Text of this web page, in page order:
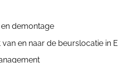
en demontage
van en naar de beurslocatie in